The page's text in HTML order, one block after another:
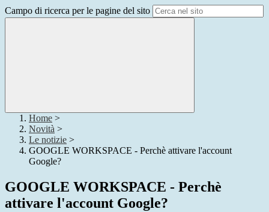
Campo di ricerca per le pagine del sito
Home >
Novità >
Le notizie >
GOOGLE WORKSPACE - Perchè attivare l'account
Google?
GOOGLE WORKSPACE - Perchè
attivare l'account Google?